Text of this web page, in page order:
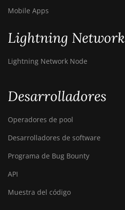
Mobile Apps
Lightning Network
Lightning Network Node
Desarrolladores
Operadores de pool
Desarrolladores de software
Programa de Bug Bounty
API
Muestra del código